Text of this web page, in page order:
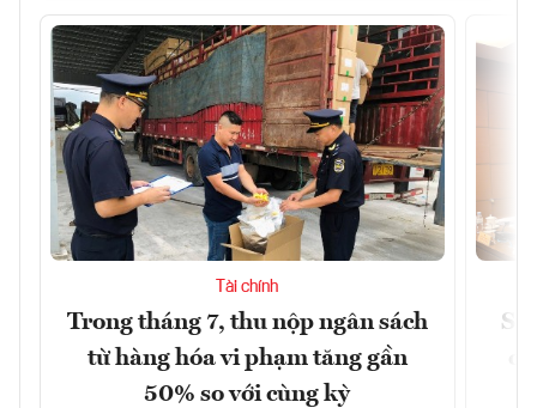
Tài chính
Trong tháng 7, thu nộp ngân sách
từ hàng hóa vi phạm tăng gần
50% so với cùng kỳ